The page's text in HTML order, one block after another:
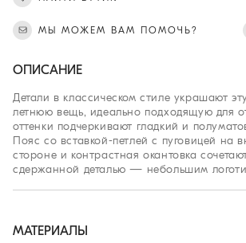
МЫ МОЖЕМ ВАМ ПОМОЧЬ?
ОПИСАНИЕ
Детали в классическом стиле украшают
летнюю вещь, идеально подходящую для
оттенки подчеркивают гладкий и
Пояс со вставкой-петлей с пуговицей на
стороне и контрастная окантовка
сдержанной деталью — небольшим
МАТЕРИАЛЫ